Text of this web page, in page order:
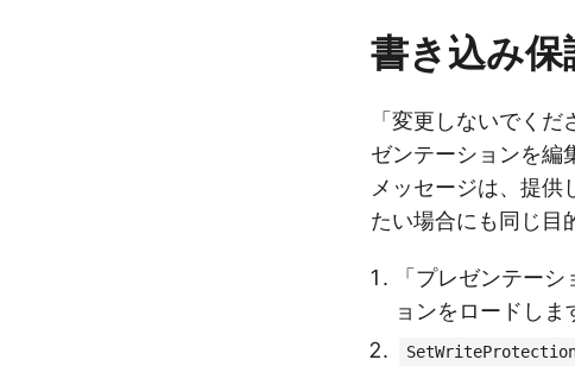
書き込み保
「変更しないでく
ゼンテーションを編
メッセージは、提供
たい場合にも同じ目
「プレゼンテー
ョンをロードしま